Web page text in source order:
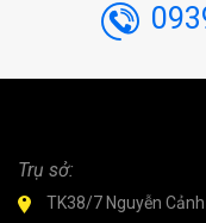
Trụ sở:
TK38/7 Nguyễn Cảnh